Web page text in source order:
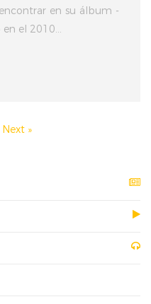
en su álbum -
el 2010...
Next »